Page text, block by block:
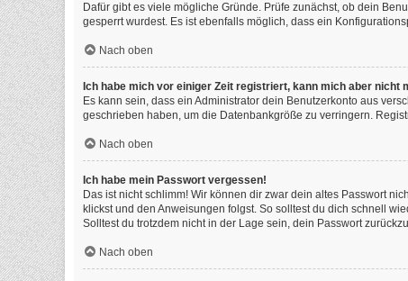
Dafür gibt es viele mögliche Gründe. Prüfe zunächst, ob dein
gesperrt wurdest. Es ist ebenfalls möglich, dass ein
Nach oben
Ich habe mich vor einiger Zeit registriert, kann mich aber nicht
Es kann sein, dass ein Administrator dein Benutzerkonto aus
geschrieben haben, um die Datenbankgröße zu verringern.
Nach oben
Ich habe mein Passwort vergessen!
Das ist nicht schlimm! Wir können dir zwar dein altes Passwort
klickst und den Anweisungen folgst. So solltest du dich schnell
Solltest du trotzdem nicht in der Lage sein, dein Passwort
Nach oben